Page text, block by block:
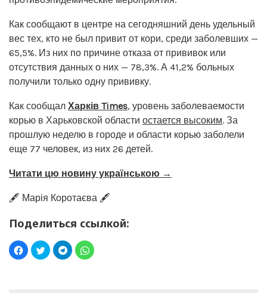
Как сообщают в центре на сегодняшний день удельный
вес тех, кто не был привит от кори, среди заболевших —
65,5%. Из них по причине отказа от прививок или
отсутствия данных о них — 78,3%. А 41,2% больных
получили только одну прививку.
Как сообщал Харків Times, уровень заболеваемости
корью в Харьковской области остается высоким. За
прошлую неделю в городе и области корью заболели
еще 77 человек, из них 26 детей.
Читати цю новину українською →
🖋️ Марія Коротаєва 🖋️
Поделиться ссылкой: